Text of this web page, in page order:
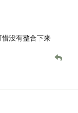
没有整合下来